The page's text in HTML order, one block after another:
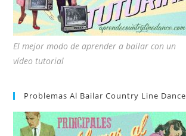
El mejor modo de aprender a bailar con un
vídeo tutorial
Problemas Al Bailar Country Line Dance